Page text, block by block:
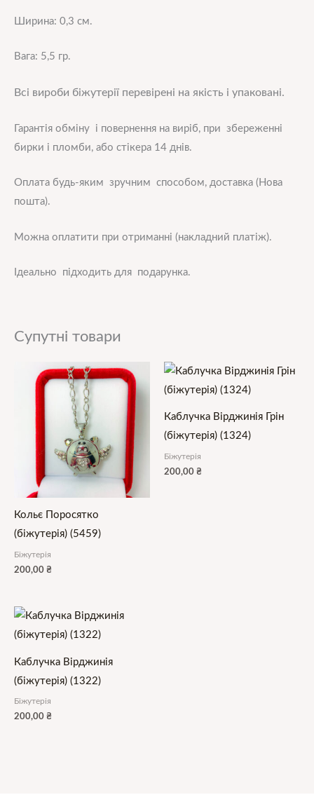
Ширина: 0,3 см.
Вага: 5,5 гр.
Всі вироби біжутерії перевірені на якість і упаковані.
Гарантія обміну і повернення на виріб, при збереженні
бирки і пломби, або стікера 14 днів.
Оплата будь-яким зручним способом, доставка (Нова
пошта).
Можна оплатити при отриманні (накладний платіж).
Ідеально підходить для подарунка.
Супутні товари
Кольє Поросятко
(біжутерія) (5459)
Біжутерія
200,00 ₴
Каблучка Вірджинія Грін
(біжутерія) (1324)
Біжутерія
200,00 ₴
Каблучка Вірджинія
(біжутерія) (1322)
Біжутерія
200,00 ₴